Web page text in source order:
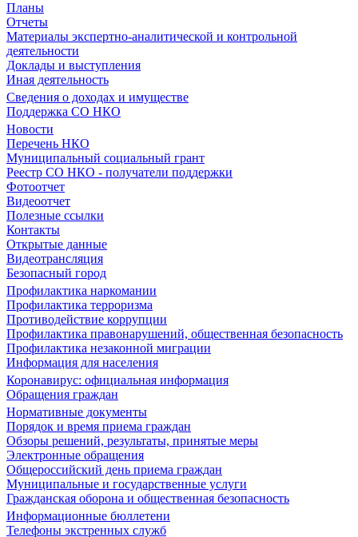
Планы
Отчеты
Материалы экспертно-аналитической и контрольной
деятельности
Доклады и выступления
Иная деятельность
Сведения о доходах и имуществе
Поддержка СО НКО
Новости
Перечень НКО
Муниципальный социальный грант
Реестр СО НКО - получатели поддержки
Фотоотчет
Видеоотчет
Полезные ссылки
Контакты
Открытые данные
Видеотрансляция
Безопасный город
Профилактика наркомании
Профилактика терроризма
Противодействие коррупции
Профилактика правонарушений, общественная безопасность
Профилактика незаконной миграции
Информация для населения
Коронавирус: официальная информация
Обращения граждан
Нормативные документы
Порядок и время приема граждан
Обзоры решений, результаты, принятые меры
Электронные обращения
Общероссийский день приема граждан
Муниципальные и государственные услуги
Гражданская оборона и общественная безопасность
Информационные бюллетени
Телефоны экстренных служб